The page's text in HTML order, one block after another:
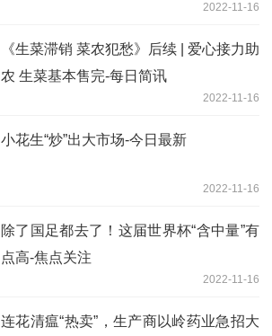
2022-11-16
《生菜滞销 菜农犯愁》后续 | 爱心接力助
农 生菜基本售完-每日简讯
2022-11-16
小花生“炒”出大市场-今日最新
2022-11-16
除了国足都去了！这届世界杯“含中量”有
点高-焦点关注
2022-11-16
连花清瘟“热卖”，生产商以岭药业急招大